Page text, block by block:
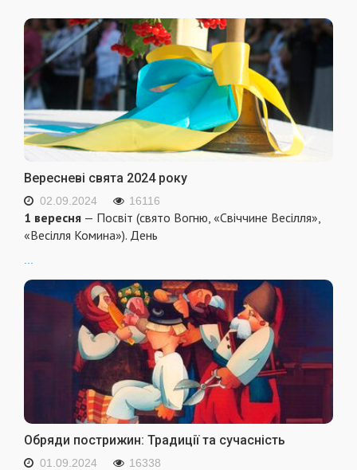
Вересневі свята 2024 року
02.09.2024 16116
1 вересня — Посвіт (свято Вогню, «Свіччине Весілля»,
«Весілля Комина»). День
...
Обряди пострижин: Традиції та сучасність
01.09.2024 16338